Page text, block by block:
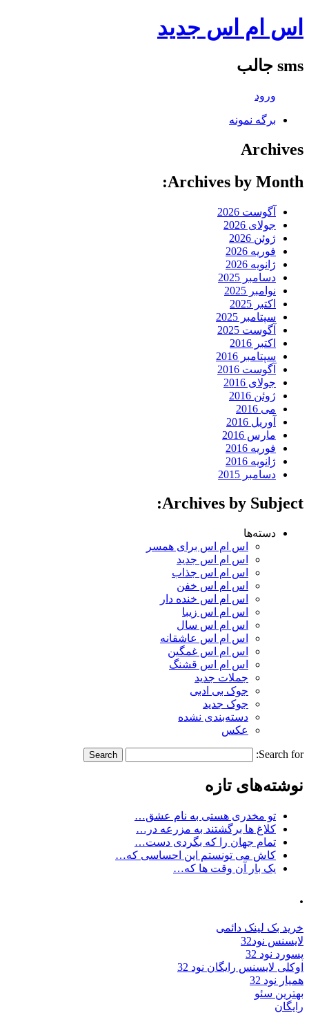
اس ام اس جدید
sms جالب
ورود
برگه نمونه
Archives
Archives by Month:
آگوست 2026
جولای 2026
ژوئن 2026
فوریه 2026
ژانویه 2026
دسامبر 2025
نوامبر 2025
اکتبر 2025
سپتامبر 2025
آگوست 2025
اکتبر 2016
سپتامبر 2016
آگوست 2016
جولای 2016
ژوئن 2016
می 2016
آوریل 2016
مارس 2016
فوریه 2016
ژانویه 2016
دسامبر 2015
Archives by Subject:
دسته‌ها
اس ام اس برای همسر
اس ام اس جدید
اس ام اس جذاب
اس ام اس خفن
اس ام اس خنده دار
اس ام اس زیبا
اس ام اس سال
اس ام اس عاشقانه
اس ام اس غمگین
اس ام اس قشنگ
جملات جدید
جوک بی ادبی
جوک جدید
دسته‌بندی نشده
عکس
Search for:
نوشته‌های تازه
تو مخدری هستی به نام عشق…
کلاغ ها برگشتند به مزرعه در…
تمام جهان را که بگردی دست…
کاش می تونستم این احساسی که…
یک بار آن وقت ها که…
.
خرید بک لینک دائمی
لایسنس نود32
پسورد نود 32
اوکلی لایسنس رایگان نود 32
همیار نود 32
بهترین سئو
رایگان